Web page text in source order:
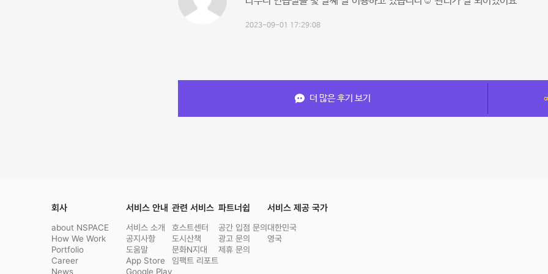
2023-09-01 17:29:08
더 많은 후기 보기
회사
about NSPACE
How We Work
Portfolio
Career
News
서비스 안내
서비스 소개
공지사항
도움말
App Store
Google Play
관련 서비스
호스트센터
도시산책
문화N지대
임팩트 리포트
파트너쉽
공간 입점 문의
광고 문의
제휴 문의
서비스 제공 국가
대한민국
영국